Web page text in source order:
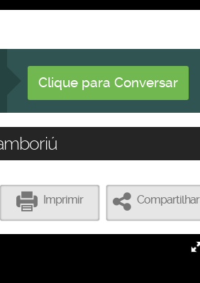
Clique para Conversar
Imprimir Compartilhar